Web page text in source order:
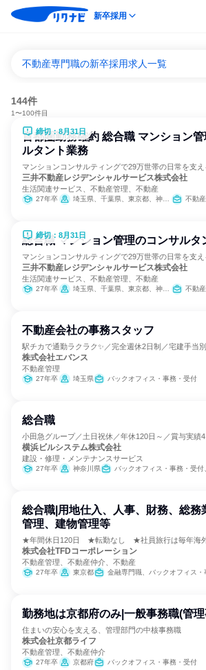
新卒採用
不動産専門職の新卒採用求人一覧
144件
1〜100件目
締切：8月31日
首都圏勤務確約 総合職 マンション
ルタント業務
マンションコンサルティングで29万世帯の日常を支え
三井不動産レジデンシャルサービス株式会社
生活関連サービス、不動産管理、不動産
27年卒 埼玉県、千葉県、東京都、神奈川県 不動
締切：8月31日
総合職 マンション管理のコンサルタ
マンションコンサルティングで29万世帯の日常を支え
三井不動産レジデンシャルサービス株式会社
生活関連サービス、不動産管理、不動産
27年卒 埼玉県、千葉県、東京都、神奈川県、愛知県 不動
不動産会社の事務スタッフ
駅チカで通勤ラクラク✨／完全週休2日制／宅建手当
株式会社エバンス
不動産管理
27年卒 埼玉県 バックオフィス・事務・受付
総合職
小田急グループ／土日祝休／年休120日～／賞与実績
横浜ビルシステム株式会社
建設・修理・メンテナンスサービス
27年卒 神奈川県 バックオフィス・事務・受付、
総合職|用地仕入、人事、財務、総務
管理、建物管理等
★年間休日120日 ★転勤なし ★社員旅行は毎年海外
株式会社TFDコーポレーション
不動産管理、不動産仲介、不動産
27年卒 東京都 金融専門職、バックオフィス・事務・受付、不動産専門職、経営/
勤務地は京都府のみ|一般事務職(管
住まいの安心を支える、管理部門の中核事務職
株式会社京都ライフ
不動産管理、不動産仲介
27年卒 京都府 バックオフィス・事務・受付